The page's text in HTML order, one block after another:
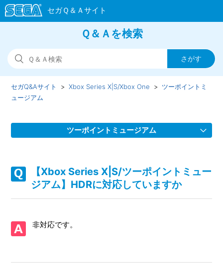
Ｑ＆Ａを検索
セガQ&Aサイト Xbox Series X|S/Xbox One
ツーポイントミ
ュージアム
ツーポイントミュージアム
に対応していますか（制限されている機能はありますか）
【Xbox Series X|S/ツーポイントミュージアム】HDRに対応
【Xbox Series X|S/ツーポイントミュージアム】フルボイス
ですか
【Xbox Series X|S/ツーポイントミュージアム】フレームレ
【Xbox Series X|S/ツーポイントミュー
ジアム】HDRに対応していますか
非対応です。